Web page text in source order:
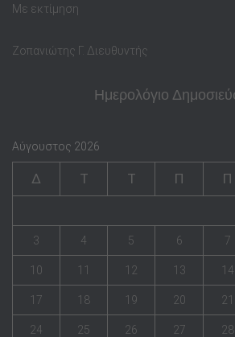
Με εκτίμηση
Ζοπανιώτης Γ. Διευθυντής
Ημερολόγιο
Αύγουστος 2026
Δ Τ Τ Π Π
3 4 5 6 7
10 11 12 13 14
17 18 19 20 21
24 25 26 27 28